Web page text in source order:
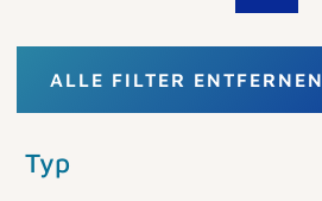
ALLE FILTER ENTFERNEN
Typ